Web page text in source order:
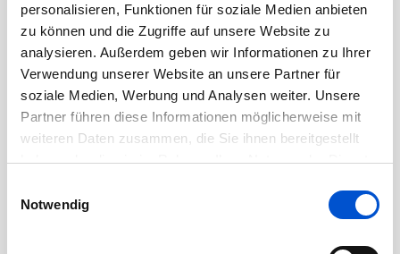
personalisieren, Funktionen für soziale Medien anbieten
zu können und die Zugriffe auf unsere Website zu
analysieren. Außerdem geben wir Informationen zu Ihrer
Verwendung unserer Website an unsere Partner für
soziale Medien, Werbung und Analysen weiter. Unsere
Partner führen diese Informationen möglicherweise mit
weiteren Daten zusammen, die Sie ihnen bereitgestellt
haben oder die sie im Rahmen Ihrer Nutzung der Dienste
Notwendig
Dezember 2024
Oktober 2024
September 2024
August 2024
April 2024